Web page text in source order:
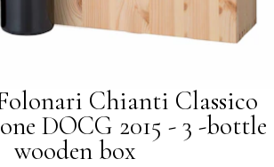
Chianti Classico
DOCG 2015 - 3 -bottle
wooden box